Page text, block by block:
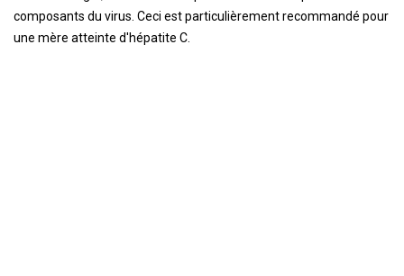
composants du virus. Ceci est particulièrement recommandé pour
une mère atteinte d'hépatite C.